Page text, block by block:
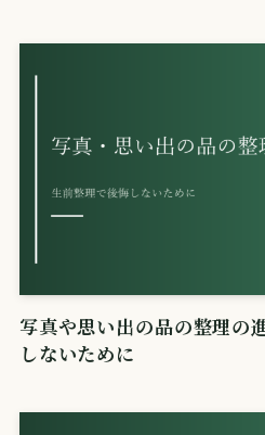
写真や思い出の品の整理の
しないために